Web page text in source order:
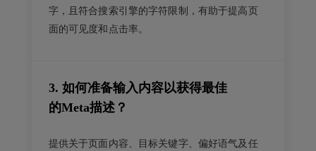
字，且符合搜索引擎的字符限制，有助于提高页
面的可见度和点击率。
3. 如何准备输入内容以获得最佳
的Meta描述？
提供关于页面内容、目标关键字、偏好语气及任